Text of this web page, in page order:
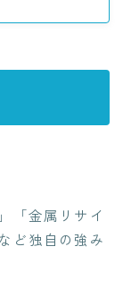
「金属リサイ
ど独自の強み